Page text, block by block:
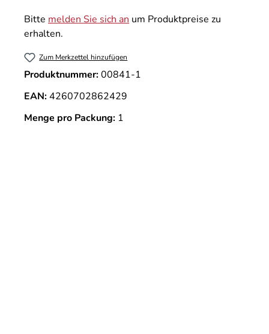
Bitte melden Sie sich an um Produktpreise zu
erhalten.
Zum Merkzettel hinzufügen
Produktnummer:00841-1
EAN:4260702862429
Menge pro Packung: 1